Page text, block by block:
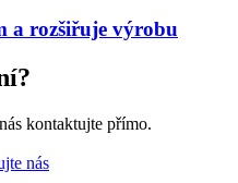
a rozšiřuje výrobu
kontaktujte přímo.
nás